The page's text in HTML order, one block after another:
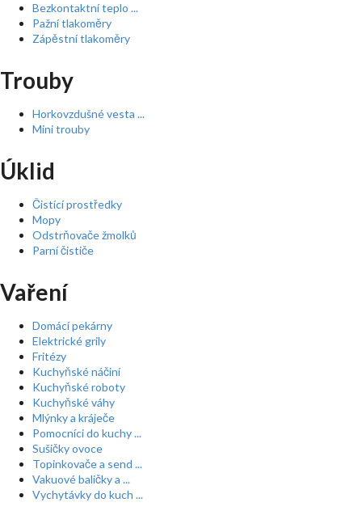
Bezkontaktní teplo ...
Pažní tlakoměry
Zápěstní tlakoměry
Trouby
Horkovzdušné vesta ...
Mini trouby
Úklid
Čistící prostředky
Mopy
Odstrňovače žmolků
Parní čističe
Vaření
Domácí pekárny
Elektrické grily
Fritézy
Kuchyňské náčiní
Kuchyňské roboty
Kuchyňské váhy
Mlýnky a kráječe
Pomocníci do kuchy ...
Sušičky ovoce
Topinkovače a send ...
Vakuové baličky a ...
Vychytávky do kuch ...